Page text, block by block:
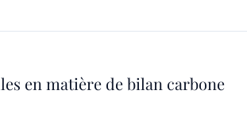
en matière de bilan carbone